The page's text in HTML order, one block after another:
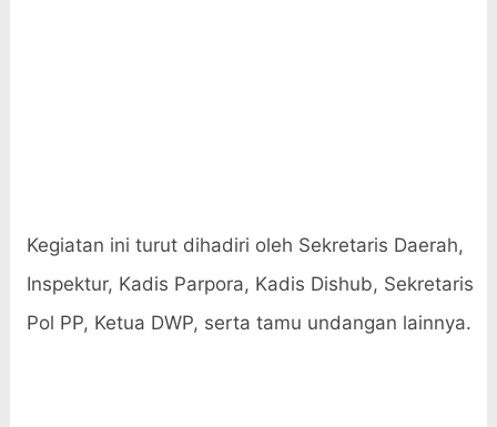
Kegiatan ini turut dihadiri oleh Sekretaris Daerah,
Inspektur, Kadis Parpora, Kadis Dishub, Sekretaris
Pol PP, Ketua DWP, serta tamu undangan lainnya.